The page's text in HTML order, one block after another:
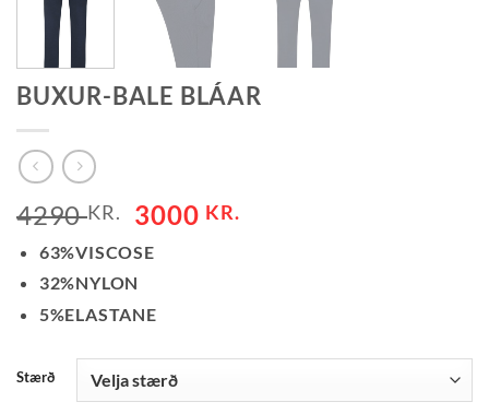
BUXUR-BALE BLÁAR
4290KR.
ORIGINAL
PRICE
WAS:
4290 KR..
3000 KR.CURRENT
63%VISCOSE
32%NYLON
5%ELASTANE
Stærð